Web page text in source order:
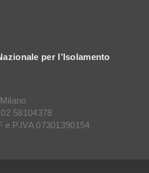
per l’Isolamento
58104378
e P.IVA 07301390154